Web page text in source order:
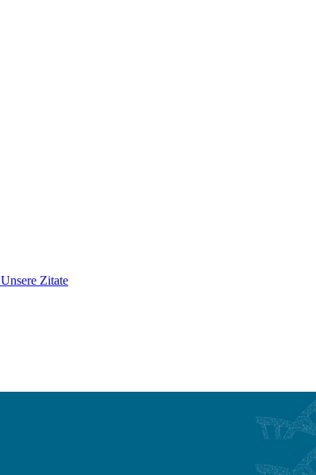
Unsere Zitate